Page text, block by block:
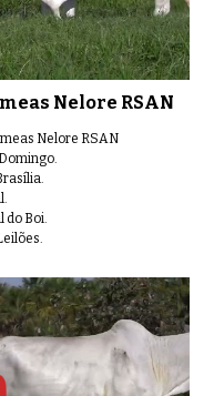
Nelore RSAN
Nelore RSAN
do Boi.